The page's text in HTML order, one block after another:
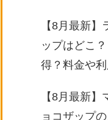
【8月最新
ップはどこ
得？料金や利
【8月最新
ョコザップ